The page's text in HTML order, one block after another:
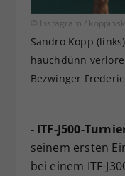
© Instagram /
Sandro Kopp
hauchdünn
Bezwinger
- ITF-J500-
seinem ersten
bei einem ITF-